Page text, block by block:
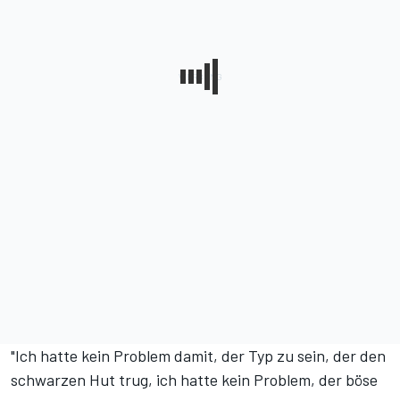
"Ich hatte kein Problem damit, der Typ zu sein, der den
schwarzen Hut trug, ich hatte kein Problem, der böse